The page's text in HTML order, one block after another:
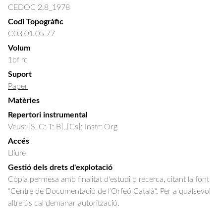
CEDOC 2.8_1978
Codi Topogràfic
C03.01.05.77
Volum
1bf rc
Suport
Paper
Matèries
Repertori instrumental
Veus: [S, C; T; B], [Cs]; Instr: Org
Accés
Lliure
Gestió dels drets d'explotació
Còpia permesa amb finalitat d'estudi o recerca, citant la font
"Centre de Documentació de l’Orfeó Català". Per a qualsevol
altre ús cal demanar autorització.